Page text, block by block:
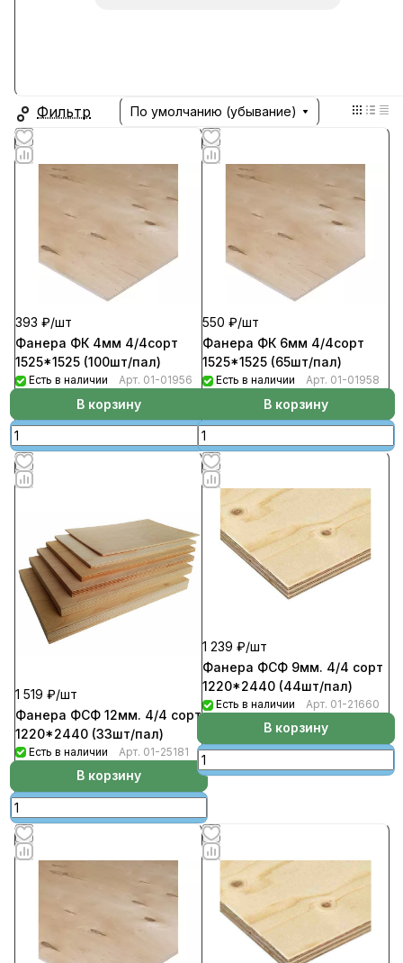
Фильтр По умолчанию (убывание)
393 ₽/шт
Фанера ФК 4мм 4/4сорт
1525*1525 (100шт/пал)
Есть в наличии Арт. 01-01956
В корзину
550 ₽/шт
Фанера ФК 6мм 4/4сорт
1525*1525 (65шт/пал)
Есть в наличии Арт. 01-01958
В корзину
1 519 ₽/шт
Фанера ФСФ 12мм. 4/4 сорт
1220*2440 (33шт/пал)
Есть в наличии Арт. 01-25181
В корзину
1 239 ₽/шт
Фанера ФСФ 9мм. 4/4 сорт
1220*2440 (44шт/пал)
Есть в наличии Арт. 01-21660
В корзину